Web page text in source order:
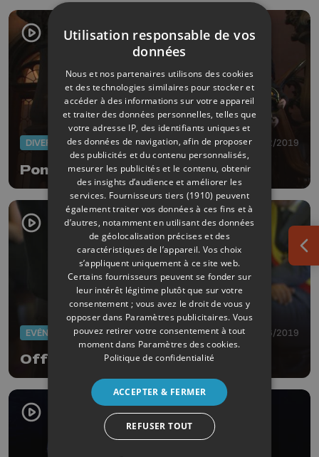
DIVERS 04/12/2019
Pompiers: Remise des casques
EVÈNEMENTS 27/06/2019
Officiellement soldats du feu
Utilisation responsable de vos
données
Nous et nos partenaires utilisons des cookies
et des technologies similaires pour stocker et
accéder à des informations sur votre appareil
et traiter des données personnelles, telles que
votre adresse IP, des identifiants uniques et
des données de navigation, afin de proposer
des publicités et du contenu personnalisés,
mesurer les publicités et le contenu, obtenir
des insights d’audience et améliorer les
services. Fournisseurs tiers (1910) peuvent
également traiter vos données à ces fins et à
d’autres, notamment en utilisant des données
de géolocalisation précises et des
caractéristiques de l’appareil. Vos choix
s’appliquent uniquement à ce site web.
Certains fournisseurs peuvent se fonder sur
leur intérêt légitime plutôt que sur votre
consentement ; vous avez le droit de vous y
opposer dans Paramètres publicitaires. Vous
pouvez retirer votre consentement à tout
moment dans Paramètres des cookies.
Politique de confidentialité
ACCEPTER & FERMER
REFUSER TOUT